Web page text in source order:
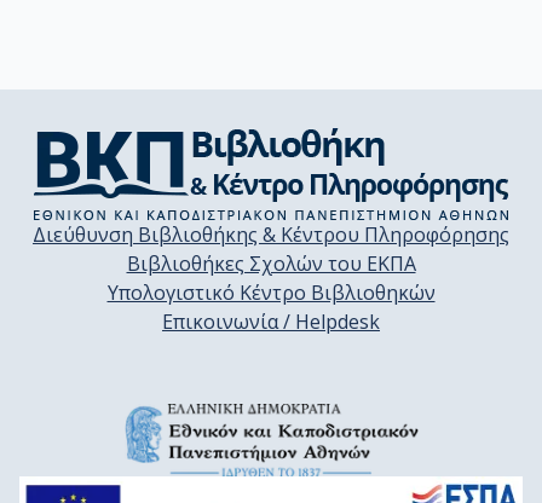
Διεύθυνση Βιβλιοθήκης & Κέντρου Πληροφόρησης
Βιβλιοθήκες Σχολών του ΕΚΠΑ
Υπολογιστικό Κέντρο Βιβλιοθηκών
Επικοινωνία / Helpdesk